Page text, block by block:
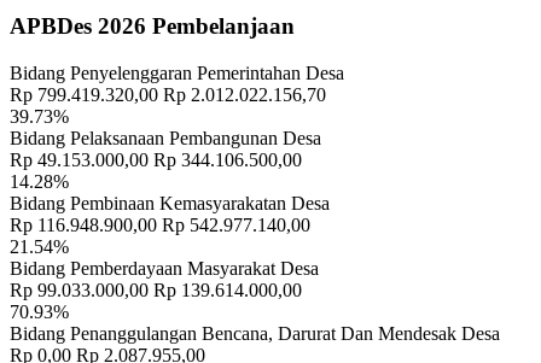
APBDes 2026 Pembelanjaan
Bidang Penyelenggaran Pemerintahan Desa
Rp 799.419.320,00 Rp 2.012.022.156,70
39.73%
Bidang Pelaksanaan Pembangunan Desa
Rp 49.153.000,00 Rp 344.106.500,00
14.28%
Bidang Pembinaan Kemasyarakatan Desa
Rp 116.948.900,00 Rp 542.977.140,00
21.54%
Bidang Pemberdayaan Masyarakat Desa
Rp 99.033.000,00 Rp 139.614.000,00
70.93%
Bidang Penanggulangan Bencana, Darurat Dan Mendesak Desa
Rp 0,00 Rp 2.087.955,00